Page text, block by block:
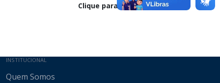
Clique para baixar
Mapa do site
INSTITUCIONAL
Quem Somos